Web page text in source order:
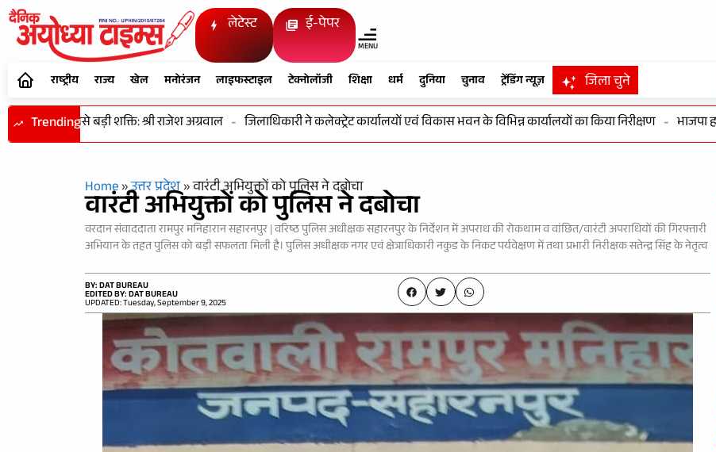
लेटेस्ट ई-पेपर
MENU
राष्ट्रीय राज्य खेल मनोरंजन लाइफस्टाइल टेक्नोलॉजी शिक्षा धर्म दुनिया चुनाव ट्रेंडिंग न्यूज़ जिला चुने
Trending
की सबसे बड़ी शक्ति: श्री राजेश अग्रवाल - जिलाधिकारी ने कलेक्ट्रेट कार्यालयों एवं विकास भवन के विभिन्न कार्यालयों का किया निरीक्षण - भाजपा हर घर
Home»उत्तर प्रदेश»वारंटी अभियुक्तों को पुलिस ने दबोचा
वारंटी अभियुक्तों को पुलिस ने दबोचा
वरदान संवाददाता रामपुर मनिहारान सहारनपुर | वरिष्ठ पुलिस अधीक्षक सहारनपुर के निर्देशन में अपराध की रोकथाम व वांछित/वारंटी अपराधियों की गिरफ्तारी
अभियान के तहत पुलिस को बड़ी सफलता मिली है। पुलिस अधीक्षक नगर एवं क्षेत्राधिकारी नकुड के निकट पर्यवेक्षण में तथा प्रभारी निरीक्षक सतेन्द्र सिंह के नेतृत्व
BY: DAT BUREAU
EDITED BY: DAT BUREAU
UPDATED: Tuesday, September 9, 2025